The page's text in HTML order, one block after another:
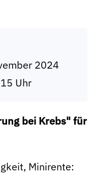
2024
Uhr
bei Krebs" für
Minirente: